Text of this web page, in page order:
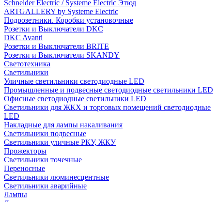
Schneider Electric / Systeme Electric Этюд
ARTGALLERY by Systeme Electric
Подрозетники. Коробки установочные
Розетки и Выключатели DKC
DKC Avanti
Розетки и Выключатели BRITE
Розетки и Выключатели SKANDY
Светотехника
Светильники
Уличные светильники светодиодные LED
Промышленные и подвесные светодиодные светильники LED
Офисные светодиодные светильники LED
Светильники для ЖКХ и торговых помещений светодиодные
LED
Накладные для лампы накаливания
Светильники подвесные
Светильники уличные РКУ, ЖКУ
Прожекторы
Cветильники точечные
Переносные
Светильники люминесцентные
Светильники аварийные
Лампы